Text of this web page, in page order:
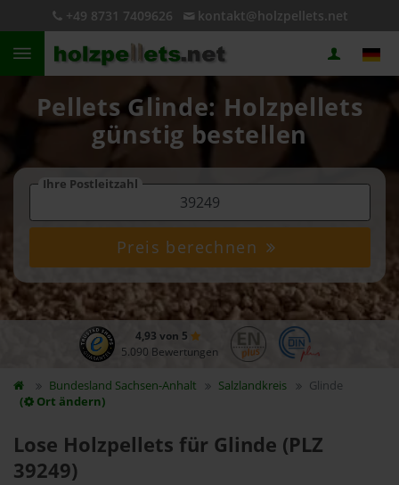
+49 8731 7409626 kontakt@holzpellets.net
Pellets Glinde: Holzpellets
günstig bestellen
Ihre Postleitzahl
Preis berechnen
4,93 von 5
5.090 Bewertungen
Bundesland Sachsen-Anhalt Salzlandkreis
Glinde
(
Ort ändern)
Lose Holzpellets für Glinde (PLZ
39249)